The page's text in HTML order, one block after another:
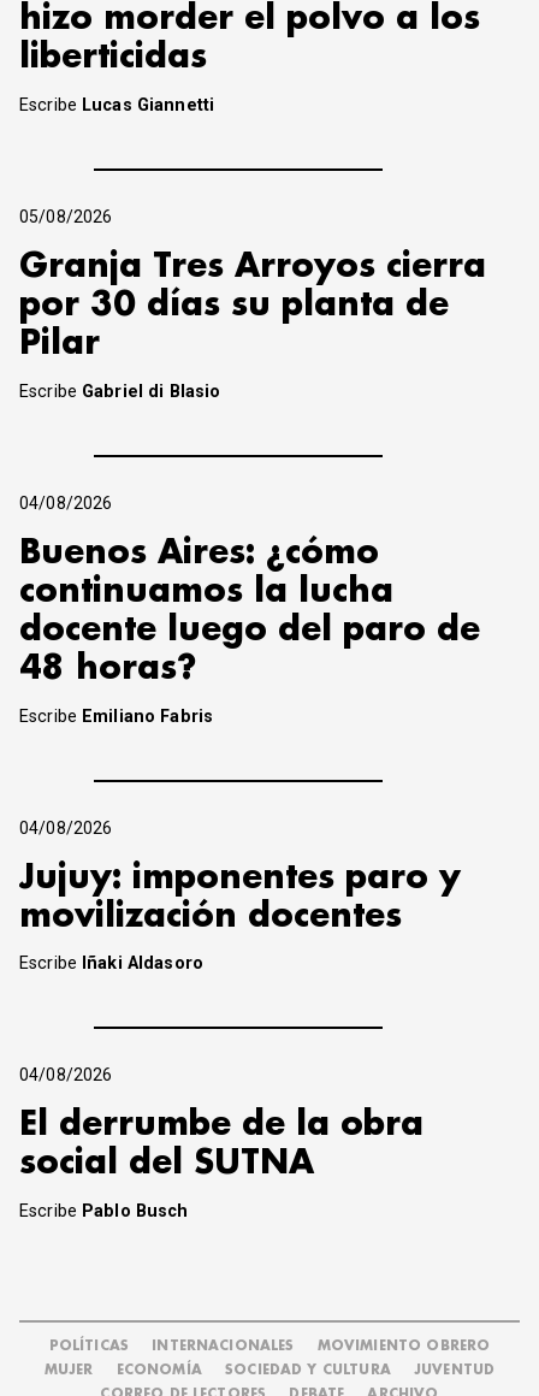
hizo morder el polvo a los
liberticidas
Escribe Lucas Giannetti
05/08/2026
Granja Tres Arroyos cierra
por 30 días su planta de
Pilar
Escribe Gabriel di Blasio
04/08/2026
Buenos Aires: ¿cómo
continuamos la lucha
docente luego del paro de
48 horas?
Escribe Emiliano Fabris
04/08/2026
Jujuy: imponentes paro y
movilización docentes
Escribe Iñaki Aldasoro
04/08/2026
El derrumbe de la obra
social del SUTNA
Escribe Pablo Busch
POLÍTICAS INTERNACIONALES
MOVIMIENTO OBRERO
MUJER
ECONOMÍA SOCIEDAD Y CULTURA
JUVENTUD